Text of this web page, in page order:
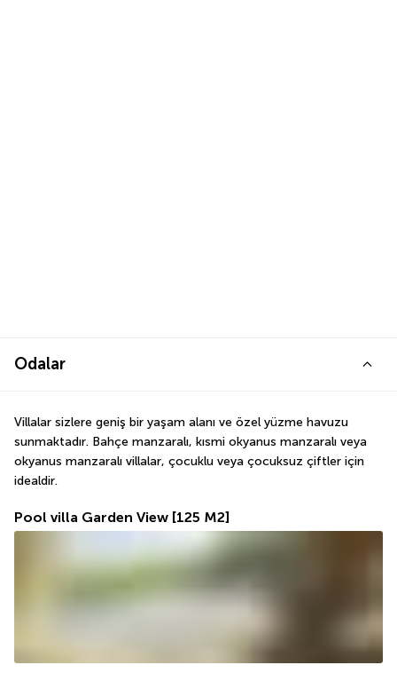
Odalar
Villalar sizlere geniş bir yaşam alanı ve özel yüzme havuzu
sunmaktadır. Bahçe manzaralı, kısmi okyanus manzaralı veya
okyanus manzaralı villalar, çocuklu veya çocuksuz çiftler için
idealdir.
Pool villa Garden View [125 M2]